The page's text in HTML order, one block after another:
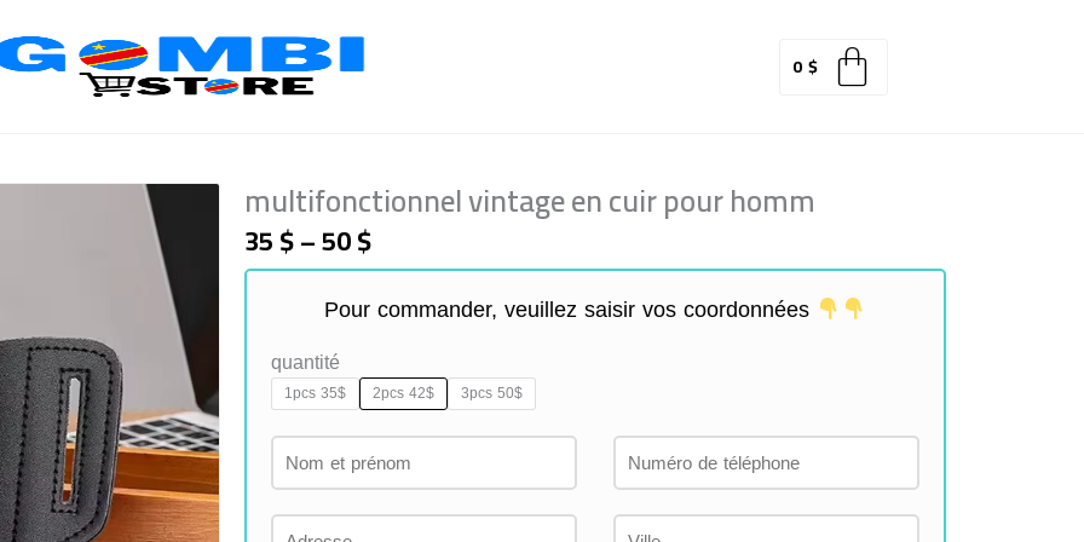
0$
multifonctionnel vintage en cuir pour homm
35$–50$Price
range:
35 $
through
Pour commander, veuillez saisir vos coordonnées
quantité
1pcs 35$ 2pcs 42$ 3pcs 50$